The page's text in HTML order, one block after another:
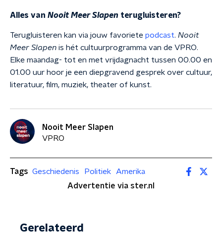
Alles van Nooit Meer Slapen terugluisteren?
Terugluisteren kan via jouw favoriete podcast. Nooit
Meer Slapen is hét cultuurprogramma van de VPRO.
Elke maandag- tot en met vrijdagnacht tussen 00.00 en
01.00 uur hoor je een diepgravend gesprek over cultuur,
literatuur, film, muziek, theater of kunst.
Nooit Meer Slapen
VPRO
Tags Geschiedenis Politiek
Amerika
Advertentie via ster.nl
Gerelateerd